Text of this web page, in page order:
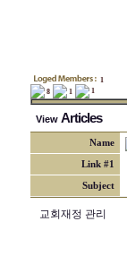
1
8
1 1
View Articles
Name
Link #1
Subject
교회재정 관리